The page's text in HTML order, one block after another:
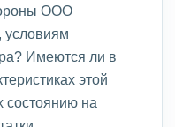
ООО
условиям
Имеются ли в
этой
на